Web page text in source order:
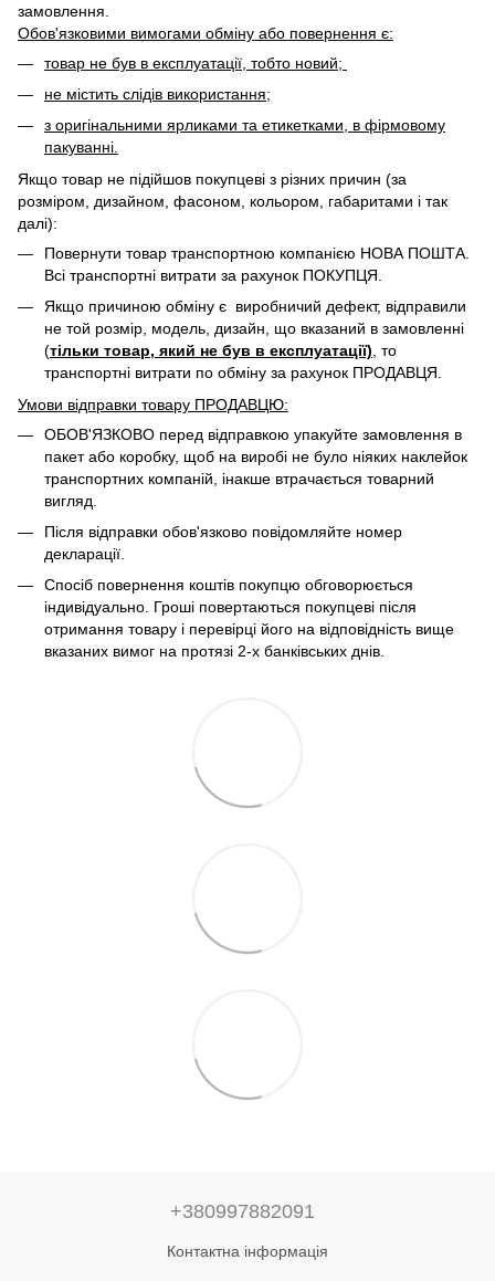
замовлення.
Обов'язковими вимогами обміну або повернення є:
товар не був в експлуатації, тобто новий;
не містить слідів використання;
з оригінальними ярликами та етикетками, в фірмовому
пакуванні.
Якщо товар не підійшов покупцеві з різних причин (за
розміром, дизайном, фасоном, кольором, габаритами і так
далі):
Повернути товар транспортною компанією НОВА ПОШТА.
Всі транспортні витрати за рахунок ПОКУПЦЯ.
Якщо причиною обміну є виробничий дефект, відправили
не той розмір, модель, дизайн, що вказаний в замовленні
(тільки товар, який не був в експлуатації) , то
транспортні витрати по обміну за рахунок ПРОДАВЦЯ. ​
Умови відправки товару ПРОДАВЦЮ:
ОБОВ'ЯЗКОВО перед відправкою упакуйте замовлення в
пакет або коробку, щоб на виробі не було ніяких наклейок
транспортних компаній, інакше втрачається товарний
вигляд.
Після відправки обов'язково повідомляйте номер
декларації.
Спосіб повернення коштів покупцю обговорюється
індивідуально. Гроші повертаються покупцеві після
отримання товару і перевірці його на відповідність вище
вказаних вимог на протязі 2-х банківських днів.
+380997882091
Контактна інформація